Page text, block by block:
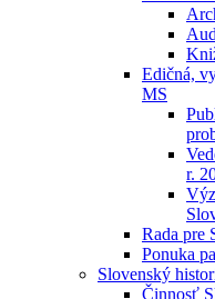
Edičná,
MS
r.
Rada pre
Ponuka
Slovenský
Činnosť